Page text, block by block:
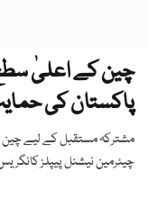
چین کے اعلیٰ
پاکستان کی
مشترکہ مستقبل کے لیے چین
چیئرمین نیشنل پیپلز